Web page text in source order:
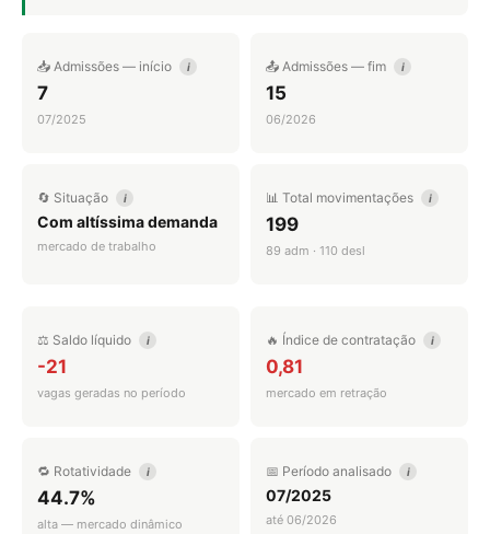
📥 Admissões — início i
7
07/2025
📤 Admissões — fim i
15
06/2026
🔄 Situação i
Com altíssima demanda
mercado de trabalho
📊 Total movimentações i
199
89 adm · 110 desl
⚖️ Saldo líquido i
-21
vagas geradas no período
🔥 Índice de contratação i
0,81
mercado em retração
🔁 Rotatividade i
44.7%
alta — mercado dinâmico
📅 Período analisado i
07/2025
até 06/2026